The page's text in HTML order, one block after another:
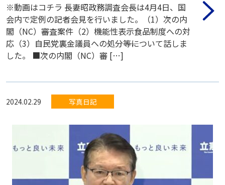
※動画はコチラ 長妻昭政務調査会長は4月4日、国
会内で定例の記者会見を行いました。（1）次の内
閣（NC）審査案件（2）機能性表示食品制度への対
応（3）自民党裏金議員への処分――等について話しま
した。 ■次の内閣（NC）審 […]
2024.02.29 写真日記